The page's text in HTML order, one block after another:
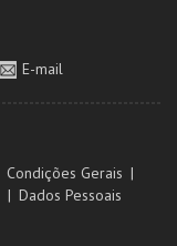
E-mail
Condições Gerais
Dados Pessoais